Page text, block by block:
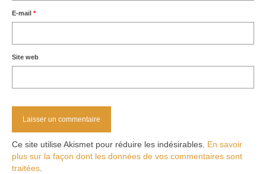
E-mail *
Site web
Ce site utilise Akismet pour réduire les indésirables. En savoir
plus sur la façon dont les données de vos commentaires sont
traitées